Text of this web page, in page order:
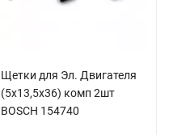
Щетки для Эл. Двигателя
(5x13,5x36) комп 2шт
BOSCH 154740